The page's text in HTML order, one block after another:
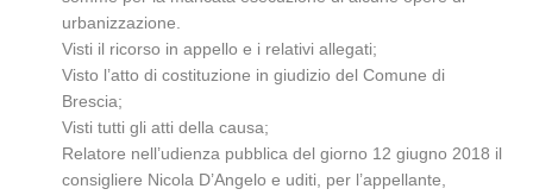
urbanizzazione.
Visti il ricorso in appello e i relativi allegati;
Visto l’atto di costituzione in giudizio del Comune di
Brescia;
Visti tutti gli atti della causa;
Relatore nell’udienza pubblica del giorno 12 giugno 2018 il
consigliere Nicola D’Angelo e uditi, per l’appellante,